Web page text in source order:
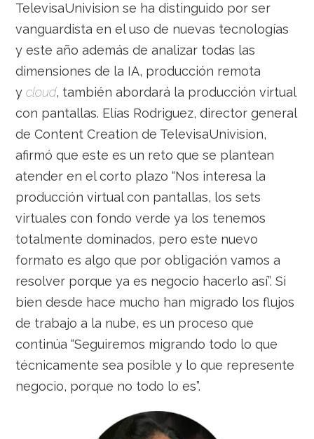
TelevisaUnivision se ha distinguido por ser
vanguardista en el uso de nuevas tecnologías
y este año además de analizar todas las
dimensiones de la IA, producción remota
y cloud, también abordará la producción virtual
con pantallas. Elías Rodriguez, director general
de Content Creation de TelevisaUnivision,
afirmó que este es un reto que se plantean
atender en el corto plazo “Nos interesa la
producción virtual con pantallas, los sets
virtuales con fondo verde ya los tenemos
totalmente dominados, pero este nuevo
formato es algo que por obligación vamos a
resolver porque ya es negocio hacerlo así”. Si
bien desde hace mucho han migrado los flujos
de trabajo a la nube, es un proceso que
continúa “Seguiremos migrando todo lo que
técnicamente sea posible y lo que represente
negocio, porque no todo lo es”.